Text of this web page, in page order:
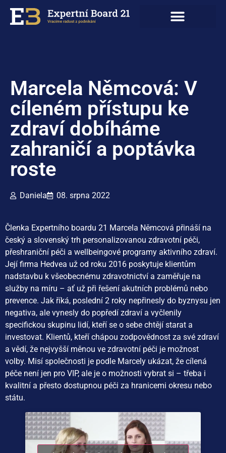
Marcela Němcová: V
cíleném přístupu ke
zdraví dobíháme
zahraničí a poptávka
roste
Daniela 08. srpna 2022
Členka Expertního boardu 21 Marcela Němcová přináší na
český a slovenský trh personalizovanou zdravotní péči,
přeshraniční péči a wellbeingové programy aktivního zdraví.
Její firma Hedvea už od roku 2016 poskytuje klientům
nadstavbu k všeobecnému zdravotnictví a zaměřuje na
služby na míru – ať už při řešení akutních problémů nebo
prevence. Jak říká, poslední 2 roky nepřinesly do byznysu jen
negativa, ale vynesly do popředí zdraví a vyčlenily
specifickou skupinu lidí, kteří se o sebe chtějí starat a
investovat. Klientů, kteří chápou zodpovědnost za své zdraví
a vědí, že nejvyšší měnou ve zdravotní péči je možnost
volby. Misí společnosti je podle Marcely ukázat, že cílená
péče není jen pro VIP, ale je o možnosti vybrat si – třeba i
kvalitní a přesto dostupnou péči za hranicemi okresu nebo
státu.